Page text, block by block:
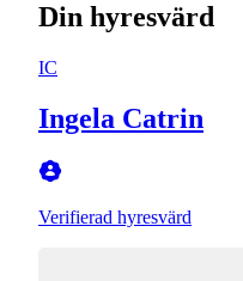
Din hyresvärd
IC
Ingela Catrin
Verifierad hyresvärd